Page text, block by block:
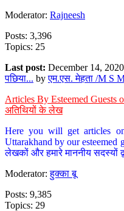
Moderator: Rajneesh
Posts: 3,396
Topics: 25
Last post: December 14,
पछिया... byएम.एस. मेहता /M S
Articles By Esteemed Guests
अतिथियों के लेख
Here you will get articles
Uttarakhand by our esteemed
लेखकों और हमारे माननीय सदस्यों
Moderator:हुक्का बू
Posts: 9,385
Topics: 29